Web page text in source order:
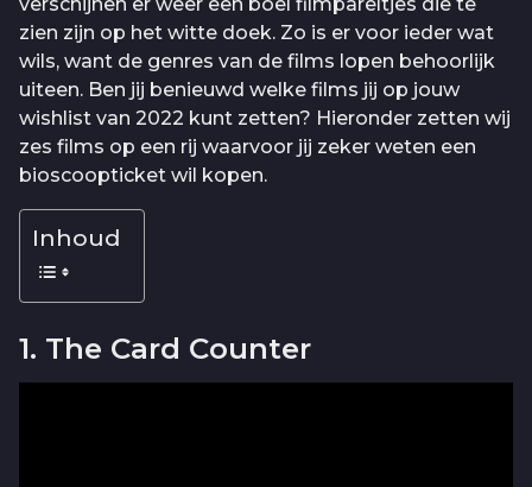
zien zijn op het witte doek. Zo is er voor ieder wat
wils, want de genres van de films lopen behoorlijk
uiteen. Ben jij benieuwd welke films jij op jouw
wishlist van 2022 kunt zetten? Hieronder zetten wij
zes films op een rij waarvoor jij zeker weten een
bioscoopticket wil kopen.
Inhoud
1. The Card Counter